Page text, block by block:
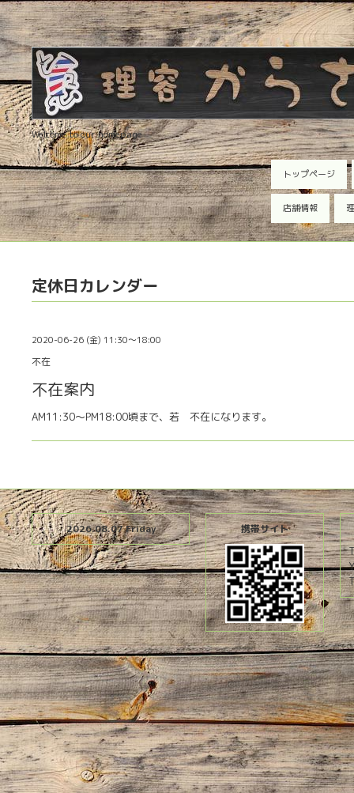
Welcome to our homepage
トップページ
店舗情報
定休日カレンダー
2020-06-26 (金) 11:30～18:00
不在
不在案内
AM11:30〜PM18:00頃まで、若 不在になります。
2026.08.07 Friday 携帯サイト